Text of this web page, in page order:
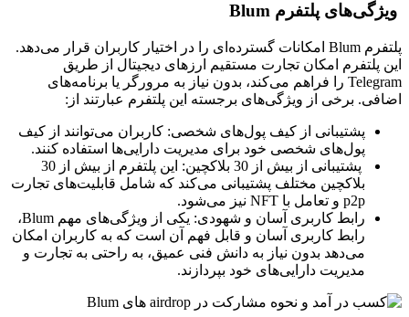
ویژگی‌های پلتفرم Blum
پلتفرم Blum امکانات گسترده‌ای را در اختیار کاربران قرار می‌دهد.
این پلتفرم امکان تجارت مستقیم ارزهای دیجیتال از طریق
Telegram را فراهم می‌کند، بدون نیاز به مرورگر یا برنامه‌های
اضافی. برخی از ویژگی‌های برجسته این پلتفرم عبارتند از:
پشتیبانی از کیف پول‌های شخصی: کاربران می‌توانند از کیف
پول‌های شخصی خود برای مدیریت دارایی‌ها استفاده کنند.
پشتیبانی از بیش از 30 بلاکچین: این پلتفرم از بیش از 30
بلاکچین مختلف پشتیبانی می‌کند که شامل قابلیت‌های تجارت
p2p و تعامل با NFT نیز می‌شود.
رابط کاربری آسان و شهودی: یکی از ویژگی‌های مهم Blum،
رابط کاربری آسان و قابل فهم آن است که به کاربران امکان
می‌دهد بدون نیاز به دانش فنی عمیق، به راحتی به تجارت و
مدیریت دارایی‌های خود بپردازند.